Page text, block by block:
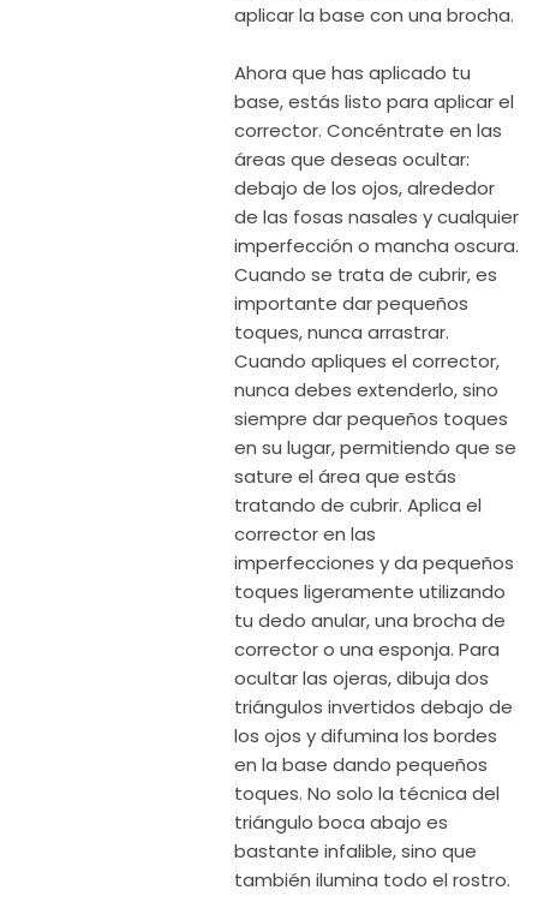
aplicar la base con una brocha.
Ahora que has aplicado tu
base, estás listo para aplicar el
corrector. Concéntrate en las
áreas que deseas ocultar:
debajo de los ojos, alrededor
de las fosas nasales y cualquier
imperfección o mancha oscura.
Cuando se trata de cubrir, es
importante dar pequeños
toques, nunca arrastrar.
Cuando apliques el corrector,
nunca debes extenderlo, sino
siempre dar pequeños toques
en su lugar, permitiendo que se
sature el área que estás
tratando de cubrir. Aplica el
corrector en las
imperfecciones y da pequeños
toques ligeramente utilizando
tu dedo anular, una brocha de
corrector o una esponja. Para
ocultar las ojeras, dibuja dos
triángulos invertidos debajo de
los ojos y difumina los bordes
en la base dando pequeños
toques. No solo la técnica del
triángulo boca abajo es
bastante infalible, sino que
también ilumina todo el rostro.